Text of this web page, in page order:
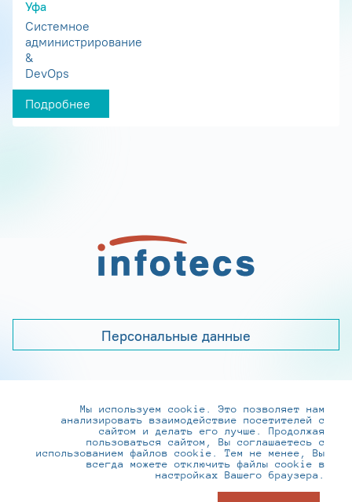
Уфа
Системное
администрирование
&
DevOps
Подробнее
Персональные данные
+7 (495) 737-6192, 8-800-250-0-260
practice@infotecs.ru,hr@infotecs.ru
127273, г. Москва, Отрадная ул., 2Б строение 1
Мы используем cookie. Это позволяет нам
анализировать взаимодействие посетителей с
сайтом и делать его лучше. Продолжая
пользоваться сайтом, Вы соглашаетесь с
использованием файлов cookie. Тем не менее, Вы
всегда можете отключить файлы cookie в
настройках Вашего браузера.